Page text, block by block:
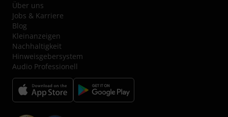
Über uns
Jobs & Karriere
Blog
Kleinanzeigen
Nachhaltigkeit
Hinweisgebersystem
Audio Professionell